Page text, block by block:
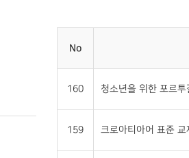
No
160 청소년을 위한 포르
159 크로아티아어 표준